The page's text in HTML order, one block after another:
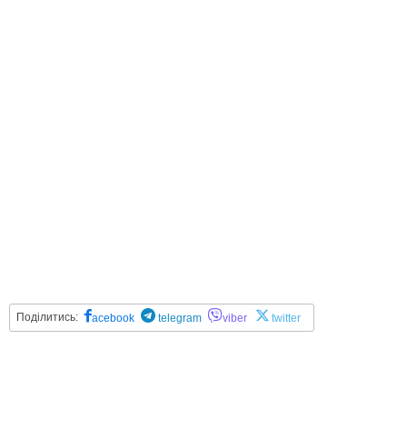
Поділитись: acebook telegram viber twitter